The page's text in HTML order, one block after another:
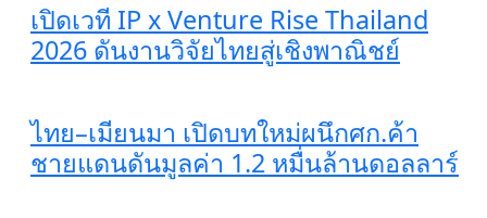
เปิดเวที IP x Venture Rise Thailand
2026 ดันงานวิจัยไทยสู่เชิงพาณิชย์
ไทย–เมียนมา เปิดบทใหม่ผนึกศก.ค้า
ชายแดนดันมูลค่า 1.2 หมื่นล้านดอลลาร์